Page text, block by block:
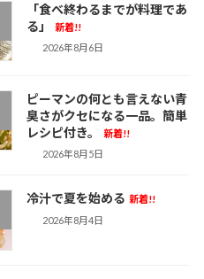
「食べ終わるまでが料理であ
る」
新着!!
2026年8月6日
ピーマンの何とも言えない青
臭さがクセになる一品。簡単
レシピ付き。
新着!!
2026年8月5日
冷汁で夏を始める 新着!!
2026年8月4日